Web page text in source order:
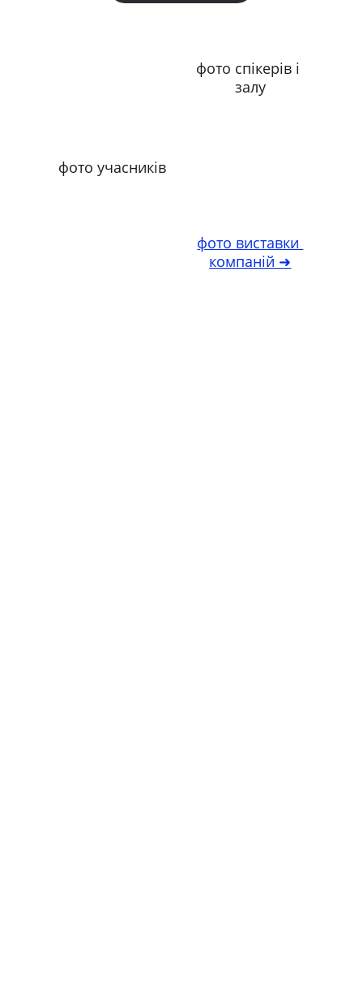
фото спікерів і
залу
фото учасників
фото виставки
компаній ➜